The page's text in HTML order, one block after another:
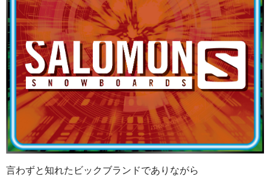
言わずと知れたビックブランドでありながら